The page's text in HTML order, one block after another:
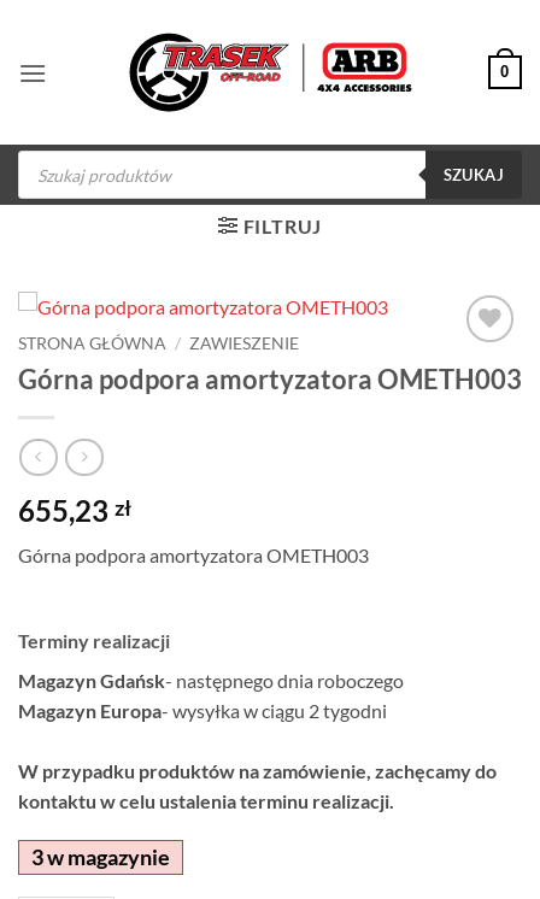
zawartości
0
Wyszukiwarka
produktów
SZUKAJ
FILTRUJ
Dodaj do
obserwowanych
STRONA GŁÓWNA / ZAWIESZENIE
Górna podpora amortyzatora OMETH003
655,23 zł
Górna podpora amortyzatora OMETH003
Terminy realizacji
Magazyn Gdańsk- następnego dnia roboczego
Magazyn Europa- wysyłka w ciągu 2 tygodni
W przypadku produktów na zamówienie, zachęcamy do
kontaktu w celu ustalenia terminu realizacji.
3 w magazynie